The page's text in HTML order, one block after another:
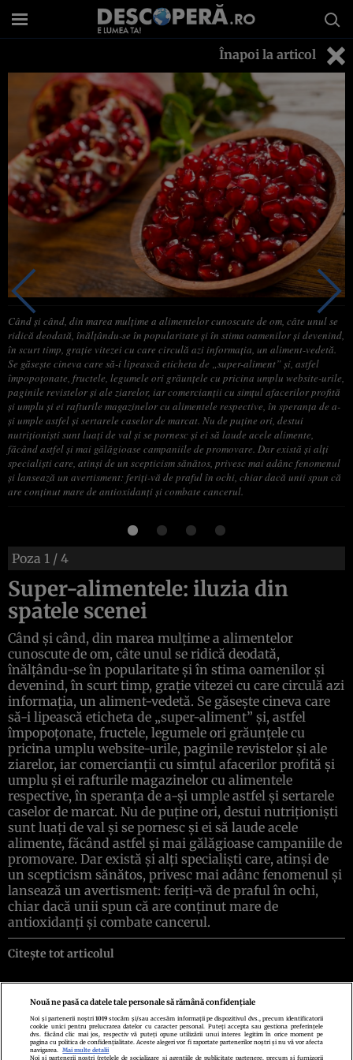
Înapoi la articol
Când şi când, din marea mulţime a alimentelor cunoscute de om, câte unul se
ridică deodată, înălţându-se în popularitate şi în stima oamenilor şi devenind,
în scurt timp, graţie vitezei cu care circulă azi informaţia, un aliment-vedetă.
Se găseşte cineva care să-i lipească eticheta de „super-aliment” şi, astfel
împopoţonate, fructele, legumele ori grăunţele cu pricina umplu website-urile,
paginile revistelor şi ale ziarelor, iar comercianţii cu simţul afacerilor profită
şi umplu şi ei rafturile magazinelor cu alimentele respective, în speranţa de a-
şi umple astfel şi sertarele caselor de marcat. Nu de puţine ori, destui
nutriţionişti sunt luaţi de val şi se pornesc şi ei să laude acele alimente,
făcând astfel şi mai gălăgioase campaniile de promovare. Dar există şi alţi
specialişti care, atinşi de un scepticism sănătos, privesc mai adânc fenomenul
şi lansează un avertisment: feriţi-vă de praful în ochi, chiar dacă unii spun că
are conţinut mare de antioxidanţi şi combate cancerul.
Poza 1 / 4
Super-alimentele: iluzia din
spatele scenei
Când şi când, din marea mulţime a alimentelor
cunoscute de om, câte unul se ridică deodată,
înălţându-se în popularitate şi în stima oamenilor şi
devenind, în scurt timp, graţie vitezei cu care circulă azi
informaţia, un aliment-vedetă. Se găseşte cineva care
să-i lipească eticheta de „super-aliment” şi, astfel
împopoţonate, fructele, legumele ori grăunţele cu
pricina umplu website-urile, paginile revistelor şi ale
ziarelor, iar comercianţii cu simţul afacerilor profită şi
umplu şi ei rafturile magazinelor cu alimentele
respective, în speranţa de a-şi umple astfel şi sertarele
caselor de marcat. Nu de puţine ori, destui nutriţionişti
sunt luaţi de val şi se pornesc şi ei să laude acele
alimente, făcând astfel şi mai gălăgioase campaniile de
promovare. Dar există şi alţi specialişti care, atinşi de
un scepticism sănătos, privesc mai adânc fenomenul şi
lansează un avertisment: feriţi-vă de praful în ochi,
chiar dacă unii spun că are conţinut mare de
antioxidanţi şi combate cancerul.
Citește tot articolul
Politica de confidenţialitate Politica de cookiesTermeni şi condiţii
Echipa redacționalăContactSetări Cookies
Nouă ne pasă ca datele tale personale să rămână confidențiale
Noi și partenerii noștri1019 stocăm și/sau accesăm informații pe dispozitivul dvs., precum identificatorii
cookie unici pentru prelucrarea datelor cu caracter personal. Puteți accepta sau gestiona preferințele
dvs. făcând clic mai jos, respectiv vă puteți opune utilizării unui interes legitim în orice moment pe
pagina cu politica de confidențialitate. Aceste alegeri vor fi raportate partenerilor noștri și nu vă vor afecta
navigarea.
Mai multe detalii
Noi si partenerii nostri (retelele de socializare si agentiile de publicitate partenere, precum si furnizorii